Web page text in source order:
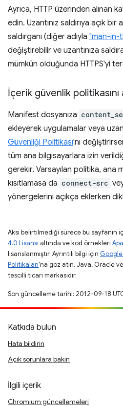
Ayrıca, HTTP üzerinden alınan
edin. Uzantınız saldırıya açık bir
saldırganı (diğer adıyla "man-in-
değiştirebilir ve uzantınıza
mümkün olduğunda HTTPS'yi
İçerik güvenlik
Manifest dosyanıza
ekleyerek uygulamalar veya
Güvenliği Politikası'nı
tüm ana bilgisayarlara izin
gerekir. Varsayılan politika, ana
kısıtlamasa da connect-src
yönergelerini açıkça eklerken
Aksi belirtilmediği sürece bu sayfanın
4.0 Lisansı altında ve kod örnekleri
lisanslanmıştır. Ayrıntılı bilgi için
Politikaları'na göz atın. Java, Oracle
tescilli ticari markasıdır.
Son güncelleme tarihi: 2012-09-18
Katkıda bulun
Hata bildirin
Açık sorunlara bakın
İlgili içerik
Chromium güncellemeleri